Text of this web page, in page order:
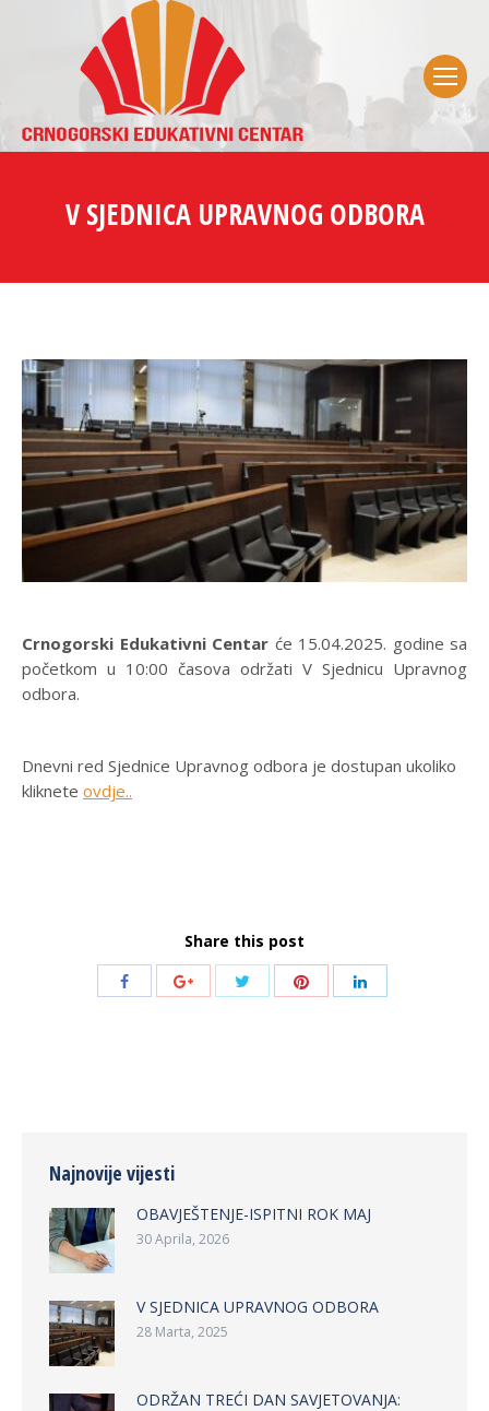
V SJEDNICA UPRAVNOG ODBORA
Crnogorski Edukativni Centar će 15.04.2025. godine sa
početkom u 10:00 časova održati V Sjednicu Upravnog
odbora.
Dnevni red Sjednice Upravnog odbora je dostupan ukoliko
kliknete ovdje..
Share this post
Share Share
Share
Share
Najnovije vijesti
OBAVJEŠTENJE-ISPITNI ROK MAJ
30 Aprila, 2026
V SJEDNICA UPRAVNOG ODBORA
28 Marta, 2025
ODRŽAN TREĆI DAN SAVJETOVANJA: